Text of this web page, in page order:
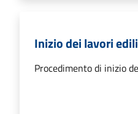
Inizio dei lavori
Procedimento di inizio